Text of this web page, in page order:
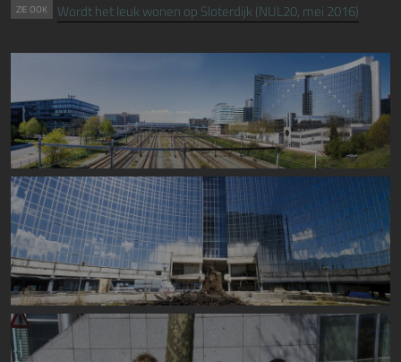
ZIE OOK Wordt het leuk wonen op Sloterdijk (NUL20, mei 2016)
Image
Image